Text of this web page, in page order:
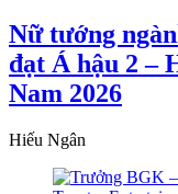
Nữ tướng
đạt Á hậu 2 –
Nam 2026
Hiếu Ngân